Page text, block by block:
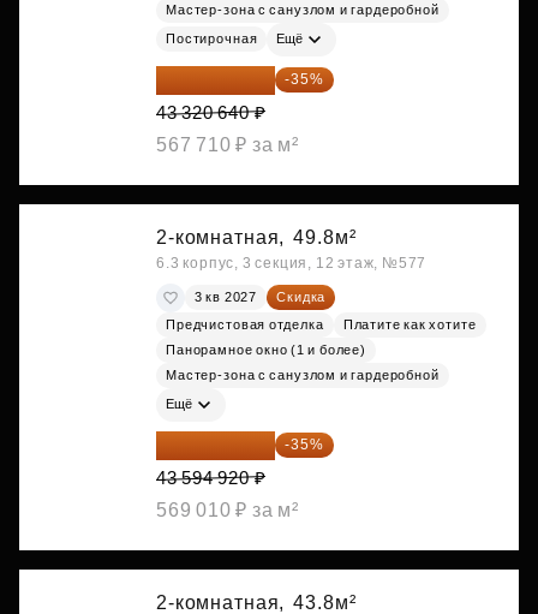
Мастер-зона с санузлом и гардеробной
Постирочная Ещё
28 158 416 ₽ -35%
43 320 640 ₽
567 710 ₽ за м²
2-комнатная, 49.8м²
6.3 корпус, 3 секция, 12 этаж, №577
3 кв 2027
Скидка
Предчистовая отделка
Платите как хотите
Панорамное окно (1 и более)
Мастер-зона с санузлом и гардеробной
Ещё
28 336 698 ₽ -35%
43 594 920 ₽
569 010 ₽ за м²
2-комнатная, 43.8м²